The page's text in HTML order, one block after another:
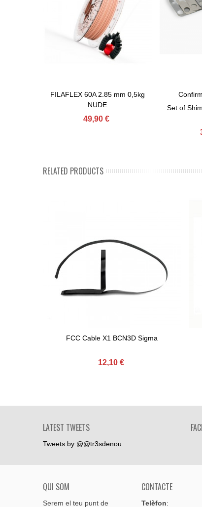
Afegir Al Carret
FILAFLEX 60A 2.85 mm 0,5kg
NUDE
49,90 €
View
Set of
RELATED PRODUCTS
Afegir Al Carret
FCC Cable X1 BCN3D Sigma
12,10 €
LATEST TWEETS
Tweets by @@tr3sdenou
QUI SOM
Serem el teu punt de
CONTACTE
Telèfon: